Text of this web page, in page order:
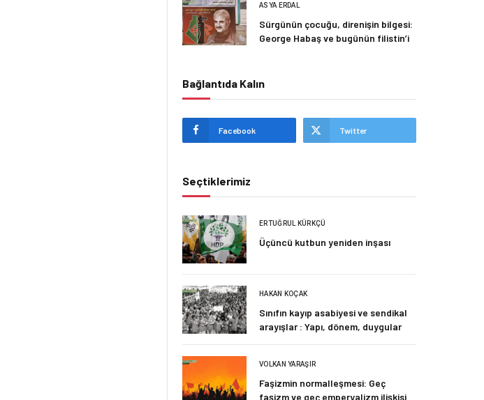
ASYA ERDAL
Sürgünün çocuğu, direnişin bilgesi:
George Habaş ve bugünün filistin’i
Bağlantıda Kalın
Facebook Twitter
Seçtiklerimiz
ERTUĞRUL KÜRKÇÜ
Üçüncü kutbun yeniden inşası
HAKAN KOÇAK
Sınıfın kayıp asabiyesi ve sendikal
arayışlar : Yapı, dönem, duygular
VOLKAN YARAŞIR
Faşizmin normalleşmesi: Geç
faşizm ve geç emperyalizm ilişkisi